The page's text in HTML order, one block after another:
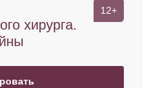
хирурга.
12+